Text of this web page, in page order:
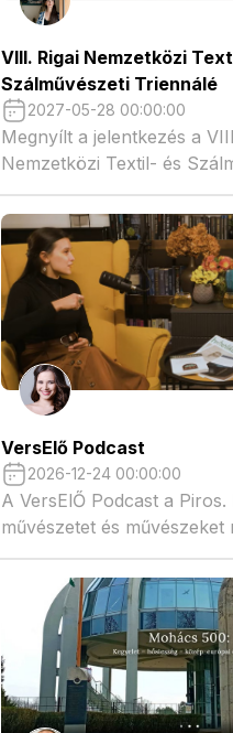
VIII. Rigai Nemzetközi
Szálművészeti Triennálé
2027-05-28 00:00:00
Megnyílt a jelentkezés a
Nemzetközi Textil- és
Triennáléra
VersElő Podcast
2026-12-24 00:00:00
A VersElŐ Podcast a
művészetet és művészeket
beszélgető műsora